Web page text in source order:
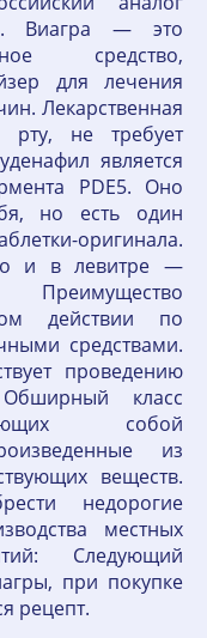
Виагра — это
средство,
для лечения
Лекарственная
не требует
является
PDE5. Оно
но есть один
оригинала.
и в левитре —
Преимущество
действии по
средствами.
проведению
класс
собой
из
веществ.
недорогие
местных
Следующий
при покупке
рецепт.